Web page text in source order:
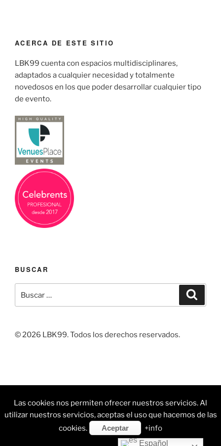
ACERCA DE ESTE SITIO
LBK99 cuenta con espacios multidisciplinares,
adaptados a cualquier necesidad y totalmente
novedosos en los que poder desarrollar cualquier tipo
de evento.
BUSCAR
por:
© 2026 LBK99. Todos los derechos reservados.
electrónico
Funciona gracias a WordPress
Las cookies nos permiten ofrecer nuestros servicios. Al
utilizar nuestros servicios, aceptas el uso que hacemos de las
cookies.
Aceptar +info
Español